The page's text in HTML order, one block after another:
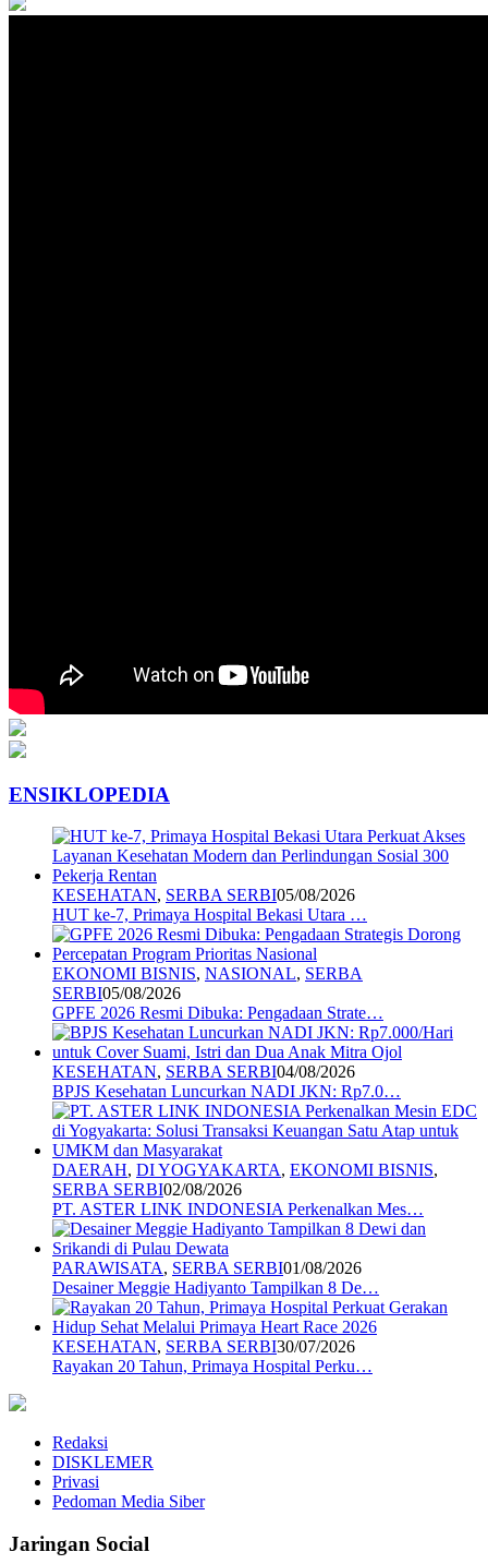
ENSIKLOPEDIA
KESEHATAN, SERBA SERBI05/08/2026
HUT ke-7, Primaya Hospital Bekasi Utara …
EKONOMI BISNIS, NASIONAL, SERBA
SERBI05/08/2026
GPFE 2026 Resmi Dibuka: Pengadaan Strate…
KESEHATAN, SERBA SERBI04/08/2026
BPJS Kesehatan Luncurkan NADI JKN: Rp7.0…
DAERAH, DI YOGYAKARTA, EKONOMI BISNIS,
SERBA SERBI02/08/2026
PT. ASTER LINK INDONESIA Perkenalkan Mes…
PARAWISATA, SERBA SERBI01/08/2026
Desainer Meggie Hadiyanto Tampilkan 8 De…
KESEHATAN, SERBA SERBI30/07/2026
Rayakan 20 Tahun, Primaya Hospital Perku…
Redaksi
DISKLEMER
Privasi
Pedoman Media Siber
Jaringan Social